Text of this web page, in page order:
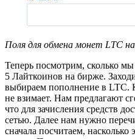
Поля для обмена монет LTC
Теперь посмотрим, сколько
5 Лайткоинов на бирже.
выбираем пополнение в LTC.
не взимает. Нам предлагают
что для зачисления средств
сетью. Далее нам нужно
сначала посчитаем,